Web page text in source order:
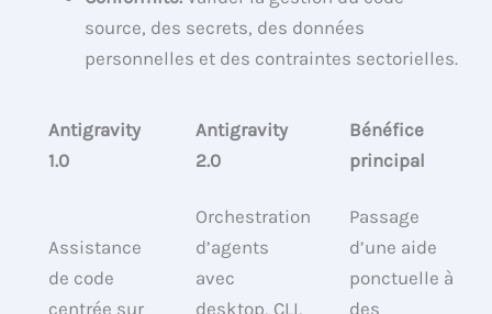
source, des secrets, des données
personnelles et des contraintes sectorielles.
Antigravity
1.0
Antigravity
2.0
Bénéfice
principal
Assistance
de code
centrée sur
Orchestration
d’agents
avec
desktop, CLI,
Passage
d’une aide
ponctuelle à
des